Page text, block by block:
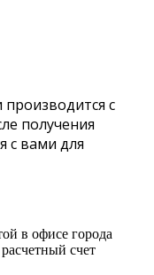
с
получения
с вами для
в офисе города
счет